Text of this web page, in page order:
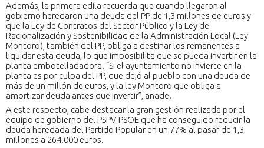
Además, la primera edila recuerda que cuando llegaron al
gobierno heredaron una deuda del PP de 1,3 millones de euros y
que la Ley de Contratos del Sector Público y la Ley de
Racionalización y Sostenibilidad de la Administración Local (Ley
Montoro), también del PP, obliga a destinar los remanentes a
liquidar esta deuda, lo que imposibilita que se pueda invertir en la
planta embotelladadora. “Si el ayuntamiento no invierte en la
planta es por culpa del PP, que dejó al pueblo con una deuda de
más de un millón de euros, y la ley Montoro que obliga a
amortizar deuda antes que invertir”, añade.
A este respecto, cabe destacar la gran gestión realizada por el
equipo de gobierno del PSPV-PSOE que ha conseguido reducir la
deuda heredada del Partido Popular en un 77% al pasar de 1,3
millones a 264.000 euros.